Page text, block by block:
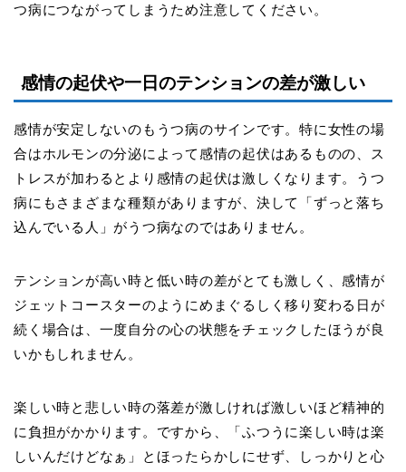
つ病につながってしまうため注意してください。
感情の起伏や一日のテンションの差が激しい
感情が安定しないのもうつ病のサインです。特に女性の場
合はホルモンの分泌によって感情の起伏はあるものの、ス
トレスが加わるとより感情の起伏は激しくなります。うつ
病にもさまざまな種類がありますが、決して「ずっと落ち
込んでいる人」がうつ病なのではありません。
テンションが高い時と低い時の差がとても激しく、感情が
ジェットコースターのようにめまぐるしく移り変わる日が
続く場合は、一度自分の心の状態をチェックしたほうが良
いかもしれません。
楽しい時と悲しい時の落差が激しければ激しいほど精神的
に負担がかかります。ですから、「ふつうに楽しい時は楽
しいんだけどなぁ」とほったらかしにせず、しっかりと心